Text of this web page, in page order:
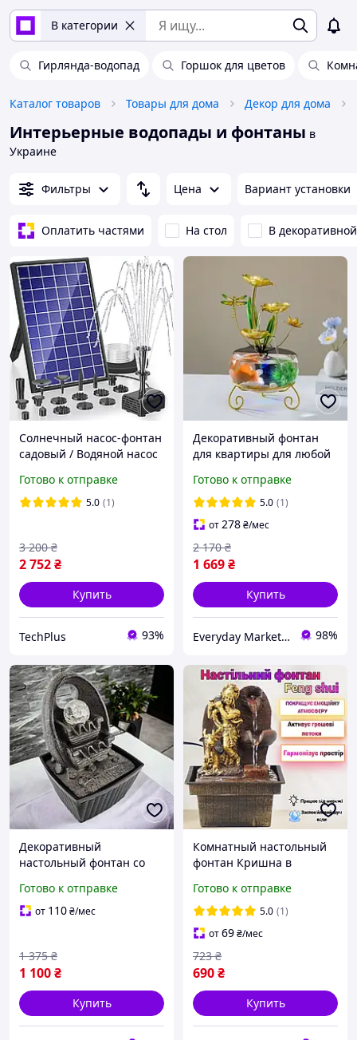
В категории
Гирлянда-водопад Горшок для цветов
Каталог товаров Товары для дома Декор для дома
Интерьерные водопады и фонтаны в
Украине
Фильтры Цена Вариант установки
Оплатить частями На стол В
Солнечный насос-фонтан
садовый / Водяной насос
Biling
Готово к отправке
5.0 (1)
2 752₴
3 200 ₴
Купить
TechPlus 93%
Декоративный фонтан
для квартиры для любой
террасы 35 х 22 см
Готово к отправке
5.0 (1)
от278₴/мес
1 669₴
2 170 ₴
Купить
Everyday Market 0965612251 98%
Декоративный
настольный фонтан со
шаром 20х 13х 13,5 см
Танець води
Готово к отправке
от 110₴/мес
1 100₴
1 375 ₴
Купить
Комнатный настольный
фонтан Кришна в
декоративный водопад из
полистоуна для дома и
офиса
Готово к отправке
5.0 (1)
от69₴/мес
690₴
723 ₴
Купить